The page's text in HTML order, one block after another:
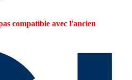
compatible avec l'ancien